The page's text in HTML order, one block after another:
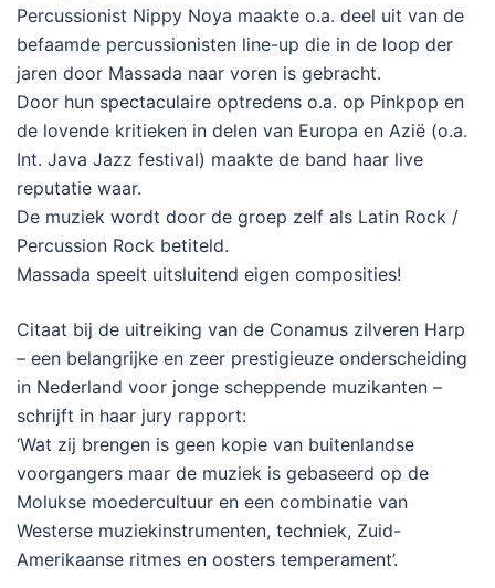
Percussionist Nippy Noya maakte o.a. deel uit van de
befaamde percussionisten line-up die in de loop der
jaren door Massada naar voren is gebracht.
Door hun spectaculaire optredens o.a. op Pinkpop en
de lovende kritieken in delen van Europa en Azië (o.a.
Int. Java Jazz festival) maakte de band haar live
reputatie waar.
De muziek wordt door de groep zelf als Latin Rock /
Percussion Rock betiteld.
Massada speelt uitsluitend eigen composities!
Citaat bij de uitreiking van de Conamus zilveren Harp
– een belangrijke en zeer prestigieuze onderscheiding
in Nederland voor jonge scheppende muzikanten –
schrijft in haar jury rapport:
‘Wat zij brengen is geen kopie van buitenlandse
voorgangers maar de muziek is gebaseerd op de
Molukse moedercultuur en een combinatie van
Westerse muziekinstrumenten, techniek, Zuid-
Amerikaanse ritmes en oosters temperament’.